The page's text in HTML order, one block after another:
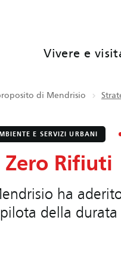
Vivere e
di Mendrisio
E SERVIZI URBANI
Zero Rifiuti
ha
della